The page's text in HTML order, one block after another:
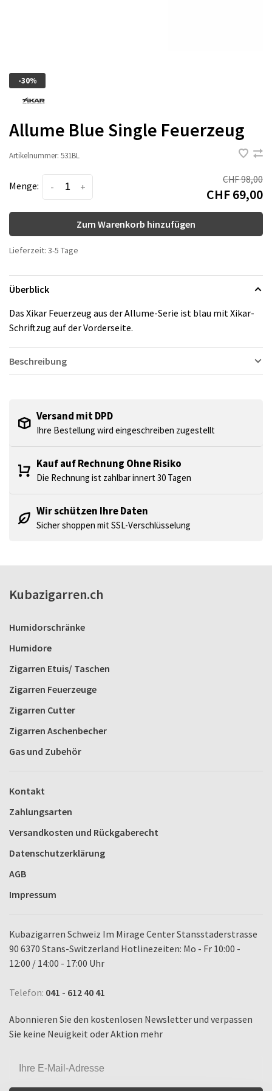
-30%
Allume Blue Single Feuerzeug
Artikelnummer: 531BL
Menge: +
-
CHF 98,00
CHF 69,00
Zum Warenkorb hinzufügen
Lieferzeit: 3-5 Tage
Überblick
Das Xikar Feuerzeug aus der Allume-Serie ist blau mit Xikar-
Schriftzug auf der Vorderseite.
Beschreibung
Versand mit DPD
Ihre Bestellung wird eingeschreiben zugestellt
Kauf auf Rechnung Ohne Risiko
Die Rechnung ist zahlbar innert 30 Tagen
Wir schützen Ihre Daten
Sicher shoppen mit SSL-Verschlüsselung
Kubazigarren.ch
Humidorschränke
Humidore
Zigarren Etuis/ Taschen
Zigarren Feuerzeuge
Zigarren Cutter
Zigarren Aschenbecher
Gas und Zubehör
Kontakt
Zahlungsarten
Versandkosten und Rückgaberecht
Datenschutzerklärung
AGB
Impressum
Kubazigarren Schweiz Im Mirage Center Stansstaderstrasse
90 6370 Stans-Switzerland Hotlinezeiten: Mo - Fr 10:00 -
12:00 / 14:00 - 17:00 Uhr
Telefon: 041 - 612 40 41
Abonnieren Sie den kostenlosen Newsletter und verpassen
Sie keine Neuigkeit oder Aktion mehr